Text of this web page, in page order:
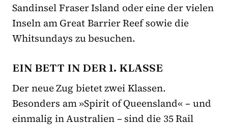
Sandinsel Fraser Island oder eine der vielen
Inseln am Great Barrier Reef sowie die
Whitsundays zu besuchen.
EIN BETT IN DER 1. KLASSE
Der neue Zug bietet zwei Klassen.
Besonders am »Spirit of Queensland« – und
einmalig in Australien – sind die 35 Rail